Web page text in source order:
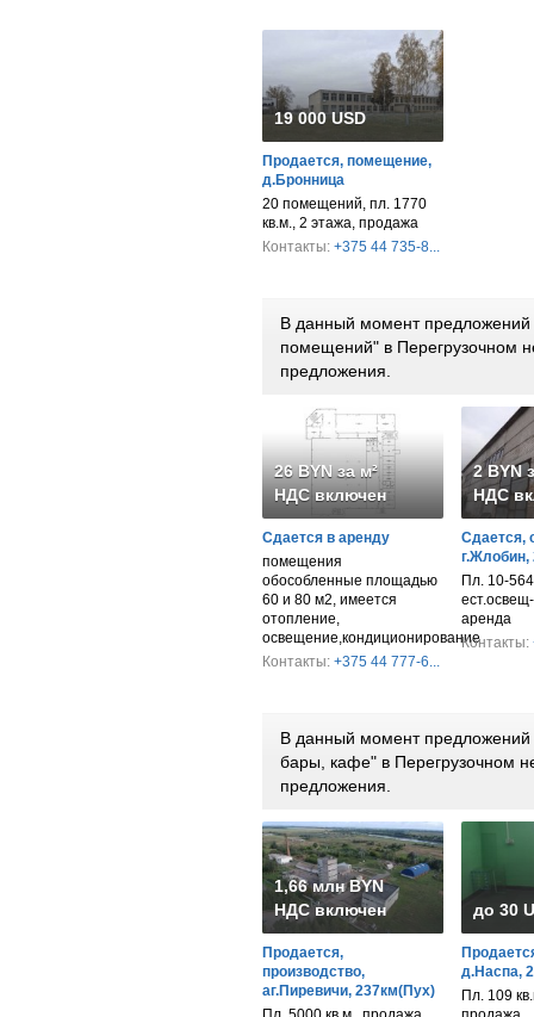
19 000 USD
Продается, помещение,
д.Бронница
20 помещений, пл. 1770
кв.м., 2 этажа, продажа
Контакты: +375 44 735-8...
В данный момент предложений
помещений" в Перегрузочном
предложения.
26 BYN за м²
НДС включен
Сдается в аренду
помещения
обособленные площадью
60 и 80 м2, имеется
отопление,
освещение,кондиционирование
Контакты: +375 44 777-6...
2 BYN
НДС
Сдается,
г.Жлобин,
Пл. 10-
аренда
Контакты:
В данный момент
бары, кафе" в Перегрузочном
предложения.
1,66 млн BYN
НДС включен
Продается,
производство,
аг.Пиревичи, 237км(Пух)
до 30
д.Наспа,
Пл. 109